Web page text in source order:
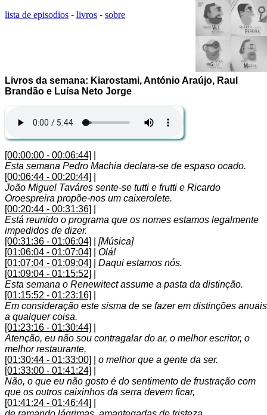
lista de episodios - livros - sobre
Livros da semana: Kiarostami, António Araújo, Raul
Brandão e Luísa Neto Jorge
[00:00:00 - 00:06:44]
Esta semana Pedro Machia declara-se de espaso ocado.
[00:06:44 - 00:20:44]
João Miguel Taváres sente-se tutti e frutti e Ricardo
Oroespreira propõe-nos um caixerolete.
[00:20:44 - 00:31:36]
Está reunido o programa que os nomes estamos legalmente
impedidos de dizer.
[00:31:36 - 01:06:04]
[Música]
[01:06:04 - 01:07:04]
Olá!
[01:07:04 - 01:09:04]
Daqui estamos nós.
[01:09:04 - 01:15:52]
Esta semana o Renewitect assume a pasta da distinção.
[01:15:52 - 01:23:16]
Em consideração este sisma de se fazer em distinções anuais
a qualquer coisa.
[01:23:16 - 01:30:44]
Atenção, eu não sou contragalar do ar, o melhor escritor, o
melhor restaurante,
[01:30:44 - 01:33:00]
o melhor que a gente da ser.
[01:33:00 - 01:41:24]
Não, o que eu não gosto é do sentimento de frustração com
que os outros caixinhos da serra devem ficar,
[01:41:24 - 01:46:44]